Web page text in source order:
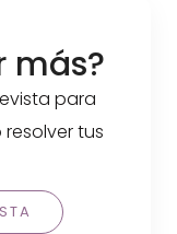
más?
para
tus